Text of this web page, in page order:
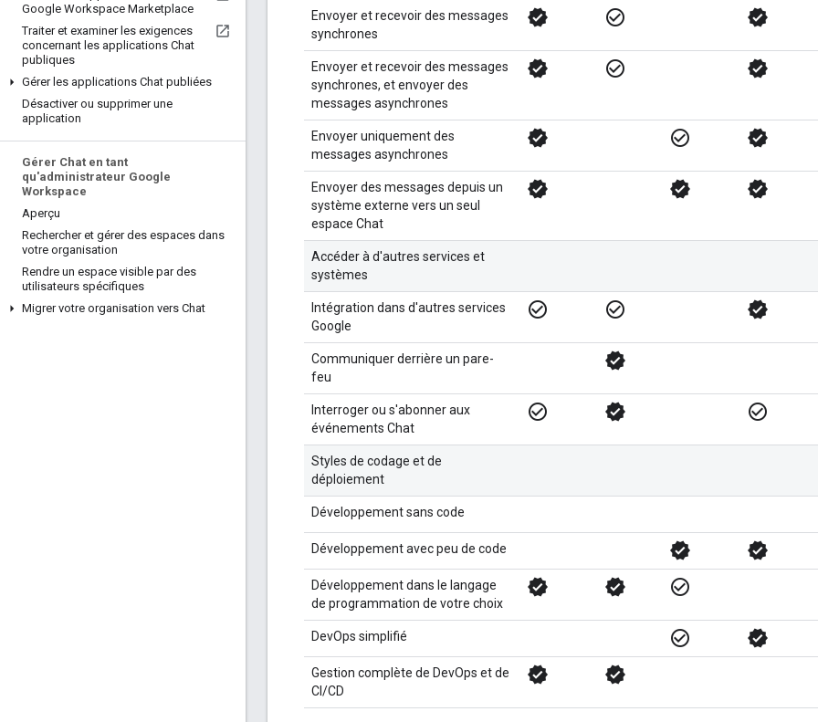
Google Workspace Marketplace
Traiter et examiner les exigences
concernant les applications Chat
publiques
Gérer les applications Chat publiées
Désactiver ou supprimer une
application
Gérer Chat en tant
qu'administrateur Google
Workspace
Aperçu
Rechercher et gérer des espaces dans
votre organisation
Rendre un espace visible par des
utilisateurs spécifiques
Migrer votre organisation vers Chat
Envoyer et recevoir des messages
synchrones
verified check_circle_outline verified
Envoyer et recevoir des messages
synchrones, et envoyer des
messages asynchrones
verified check_circle_outline verified
Envoyer uniquement des
messages asynchrones
verified check_circle_outline verified
Envoyer des messages depuis un
système externe vers un seul
espace Chat
verified verified verified
Accéder à d'autres services et
systèmes
Intégration dans d'autres services
Google
check_circle_outline check_circle_outline verified
Communiquer derrière un pare-
feu
verified
Interroger ou s'abonner aux
événements Chat
check_circle_outline verified check_circle_outline
Styles de codage et de
déploiement
Développement sans code
Développement avec peu de code verified verified
Développement dans le langage
de programmation de votre choix
verified verified check_circle_outline
DevOps simplifié check_circle_outline verified
Gestion complète de DevOps et de
CI/CD
verified verified